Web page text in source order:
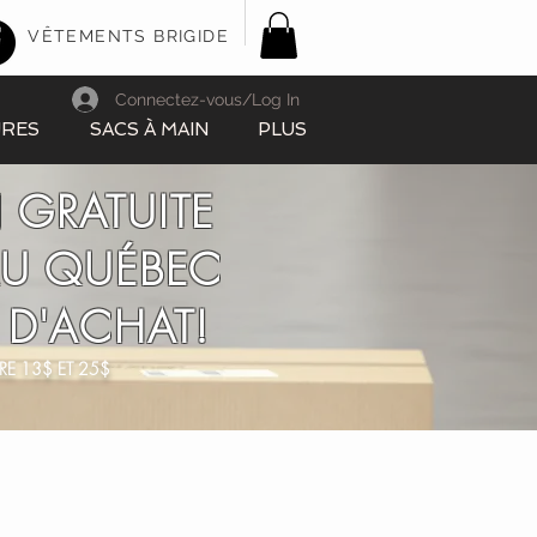
VÊTEMENTS BRIGIDE
SACS À MAIN PLUS
Connectez-vous/Log In
QUÉBEC
13$ ET 25$